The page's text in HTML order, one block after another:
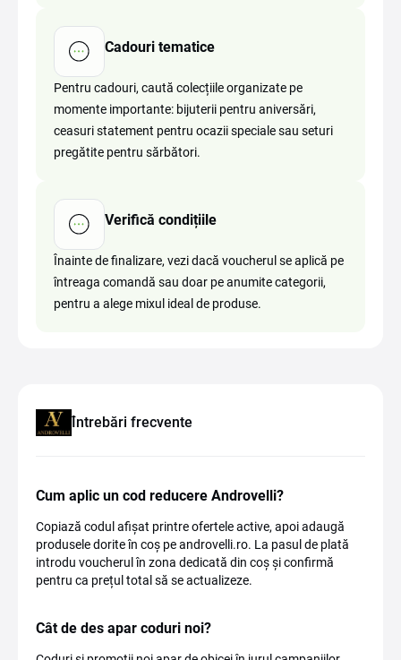
Cadouri tematice
Pentru cadouri, caută colecțiile organizate pe
momente importante: bijuterii pentru aniversări,
ceasuri statement pentru ocazii speciale sau seturi
pregătite pentru sărbători.
Verifică condițiile
Înainte de finalizare, vezi dacă voucherul se aplică pe
întreaga comandă sau doar pe anumite categorii,
pentru a alege mixul ideal de produse.
Întrebări frecvente
Cum aplic un cod reducere Androvelli?
Copiază codul afișat printre ofertele active, apoi adaugă
produsele dorite în coș pe androvelli.ro. La pasul de plată
introdu voucherul în zona dedicată din coș și confirmă
pentru ca prețul total să se actualizeze.
Cât de des apar coduri noi?